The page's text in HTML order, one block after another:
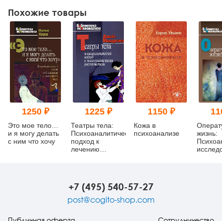
Похожие товары
1250 ₽
Это мое тело…
и я могу делать
с ним что хочу
1225 ₽
Театры тела:
Психоаналитический
подход к
лечению
1150 ₽
Кожа в
психоанализе
жизнь:
+7 (495) 540-57-27
post@cogito-shop.com